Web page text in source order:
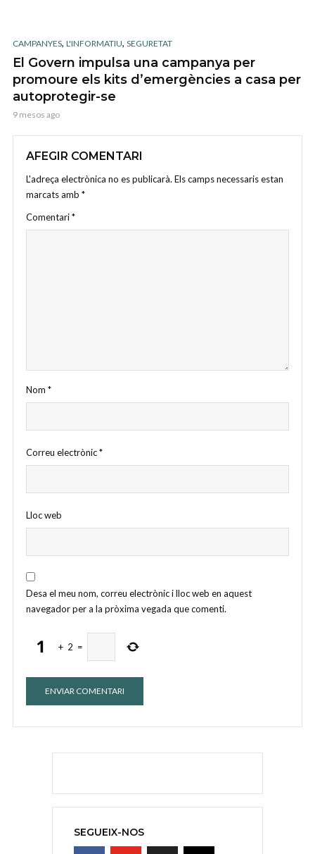
CAMPANYES, L'INFORMATIU, SEGURETAT
El Govern impulsa una campanya per
promoure els kits d’emergències a casa per
autoprotegir-se
9 mesos ago
AFEGIR COMENTARI
L'adreça electrònica no es publicarà. Els camps necessaris estan
marcats amb *
Comentari*
Nom *
Correu electrònic*
Lloc web
Desa el meu nom, correu electrònic i lloc web en aquest
navegador per a la pròxima vegada que comenti.
+ 2 =
SEGUEIX-NOS